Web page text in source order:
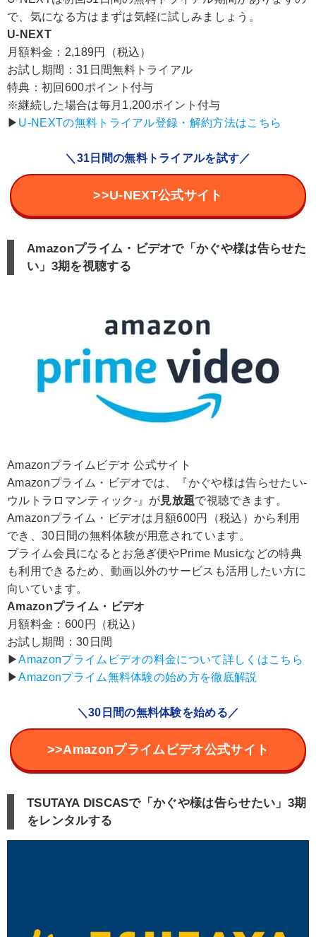
で、気になる方はまずは気軽に試しみましょう。
U-NEXT
月額料金：2,189円（税込）
お試し期間：31日間無料トライアル
特典：初回600ポイント付与
※継続した場合は毎月1,200ポイント付与
▶︎ U-NEXTの無料トライアル登録・解約方法はこちら
＼31日間の無料トライアルを試す／
>>U-NEXT公式サイト
Amazonプライム・ビデオで「かぐや様は告らせた
い」3期を視聴する
Amazonプライムビデオ 公式サイト
Amazonプライム・ビデオでは、『かぐや様は告らせたい-
ウルトラロマンティック-』が見放題で視聴できます。
Amazonプライム・ビデオは月額600円（税込）から利用
でき、30日間の無料体験が用意されています。
プライム会員になるとお急ぎ便やPrime Musicなどの特典
も利用できるため、動画以外のサービスも活用したい方に
向いています。
Amazonプライム・ビデオ
月額料金：600円（税込）
お試し期間：30日間
▶︎Amazonプライムビデオの料金について詳しくはこちら
▶︎Amazonプライム無料体験の始め方を徹底解説
＼30日間の無料体験を始める／
>>Amazonプライムビデオ公式サイト
TSUTAYA DISCASで「かぐや様は告らせたい」3期
をレンタルする